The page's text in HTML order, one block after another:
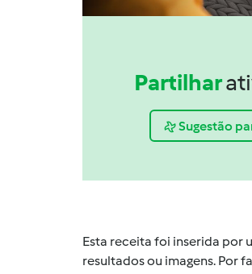
Partilhar
Sugestão
Esta receita foi inserida por
resultados ou imagens. Por